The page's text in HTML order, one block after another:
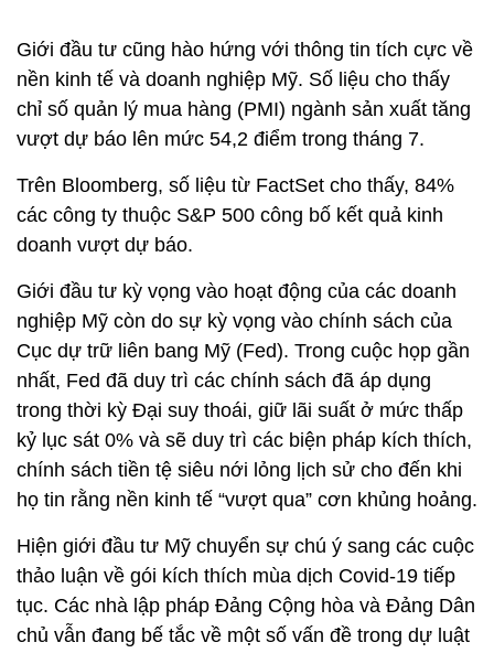
Giới đầu tư cũng hào hứng với thông tin tích cực về
nền kinh tế và doanh nghiệp Mỹ. Số liệu cho thấy
chỉ số quản lý mua hàng (PMI) ngành sản xuất tăng
vượt dự báo lên mức 54,2 điểm trong tháng 7.
Trên Bloomberg, số liệu từ FactSet cho thấy, 84%
các công ty thuộc S&P 500 công bố kết quả kinh
doanh vượt dự báo.
Giới đầu tư kỳ vọng vào hoạt động của các doanh
nghiệp Mỹ còn do sự kỳ vọng vào chính sách của
Cục dự trữ liên bang Mỹ (Fed). Trong cuộc họp gần
nhất, Fed đã duy trì các chính sách đã áp dụng
trong thời kỳ Đại suy thoái, giữ lãi suất ở mức thấp
kỷ lục sát 0% và sẽ duy trì các biện pháp kích thích,
chính sách tiền tệ siêu nới lỏng lịch sử cho đến khi
họ tin rằng nền kinh tế “vượt qua” cơn khủng hoảng.
Hiện giới đầu tư Mỹ chuyển sự chú ý sang các cuộc
thảo luận về gói kích thích mùa dịch Covid-19 tiếp
tục. Các nhà lập pháp Đảng Cộng hòa và Đảng Dân
chủ vẫn đang bế tắc về một số vấn đề trong dự luật